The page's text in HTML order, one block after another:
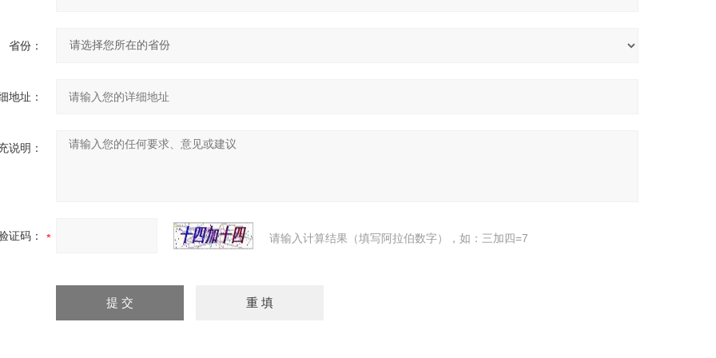
省份：
地址：
说明：
证码： 请输入计算结果（填写阿拉伯数字），如：三加四=7